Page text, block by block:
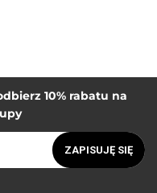
10% rabatu na
ZAPISUJĘ SIĘ